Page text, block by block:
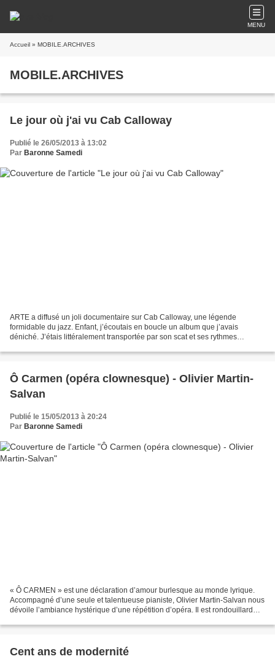
MENU
Accueil » MOBILE.ARCHIVES
MOBILE.ARCHIVES
Le jour où j'ai vu Cab Calloway
Publié le 26/05/2013 à 13:02
Par Baronne Samedi
ARTE a diffusé un joli documentaire sur Cab Calloway, une légende
formidable du jazz. Enfant, j’écoutais en boucle un album que j’avais
déniché. J’étais littéralement transportée par son scat et ses rythmes
Ô Carmen (opéra clownesque) - Olivier Martin-
Salvan
Publié le 15/05/2013 à 20:24
Par Baronne Samedi
« Ô CARMEN » est une déclaration d’amour burlesque au monde lyrique.
Accompagné d’une seule et talentueuse pianiste, Olivier Martin-Salvan nous
dévoile l’ambiance hystérique d’une répétition d’opéra. Il est rondouillard
Cent ans de modernité